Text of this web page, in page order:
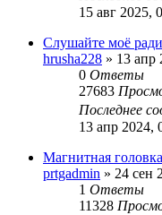
15 авг 2025,
Слушайте моё
hrusha228 » 13 апр
0 Ответы
27683
Последнее
13 апр 2024,
Магнитная головка
prtgadmin » 24 сен
1 Ответы
11328